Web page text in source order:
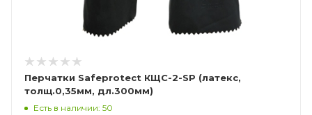
Перчатки Safeprotect КЩС-2-SP (латекс,
толщ.0,35мм, дл.300мм)
Есть в наличии: 50